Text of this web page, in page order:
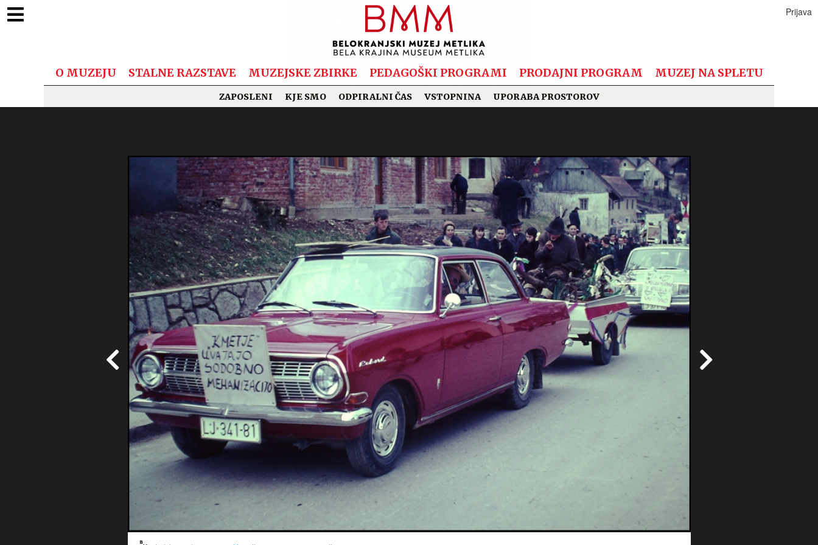
O MUZEJU STALNE RAZSTAVE MUZEJSKE ZBIRKE PEDAGOŠKI PROGRAMI PRODAJNI PROGRAM MUZEJ NA SPLETU
ZAPOSLENI KJE SMO ODPIRALNI ČAS VSTOPNINA UPORABA PROSTOROV
Prijava